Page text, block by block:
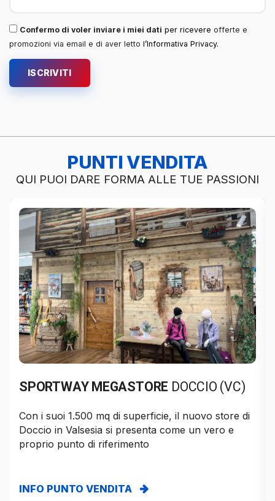
Confermo di voler inviare i miei dati per ricevere offerte e
promozioni via email e di aver letto l’Informativa Privacy.
ISCRIVITI
PUNTI VENDITA
QUI PUOI DARE FORMA ALLE TUE PASSIONI
SPORTWAY MEGASTORE DOCCIO (VC)
Con i suoi 1.500 mq di superficie, il nuovo store di
Doccio in Valsesia si presenta come un vero e
proprio punto di riferimento
INFO PUNTO VENDITA